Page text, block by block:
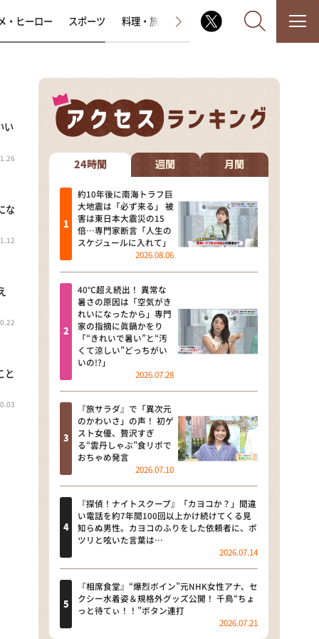
なるみ・岡村の過ぎるTV
相席食堂
これ余談なんですけど・・・
～人生密着トークバラエティ！
～ やすとものいたって真剣です
探偵！ナイトスクープ
news おかえり
河合＆A.B.C-Z塚田×福井アナ
「なんでやねん！？」（news お
かえり）
DAIGOも台所 ～きょうの献立 何
にする？～
本日はダイアンなり！シーズン２
朝だ！生です旅サラダ
教えて！ニュースライブ 正義の
ミカタ
ＬＩＦＥ～夢のカタチ～
新婚さんいらっしゃい！
ポツンと一軒家
ザキ山小屋本館
・ヒーロー スポーツ 料理・旅 ラジオ番組 その他
い
な
と
24時間 週間 月間
約10年後に南海トラフ巨
大地震は「必ず来る」 被
害は東日本大震災の15
倍…専門家断言「人生の
スケジュールに入れて」
2026.08.06
40℃超え続出！ 異常な
暑さの原因は「空気がき
れいになったから」専門
家の指摘に眞鍋かをり
「“きれいで暑い”と“汚
くて涼しい”どっちがい
いの!?」
2026.07.28
『旅サラダ』で「異次元
のかわいさ」の声！ 初ゲ
スト女優、贅沢すぎ
る“雲丹しゃぶ”食リポで
おちゃめ発言
2026.07.10
『探偵！ナイトスクープ』「カヨコか？」間違
い電話を約7年間100回以上かけ続けてくる見
知らぬ男性。カヨコのふりをした依頼者に、ポ
ツリと呟いた言葉は…
2026.07.14
『相席食堂』“爆烈ボイン”元NHK女性アナ、セ
クシー水着姿＆規格外グッズ公開！ 千鳥“ちょ
っと待てぃ！！”ボタン連打
2026.07.21